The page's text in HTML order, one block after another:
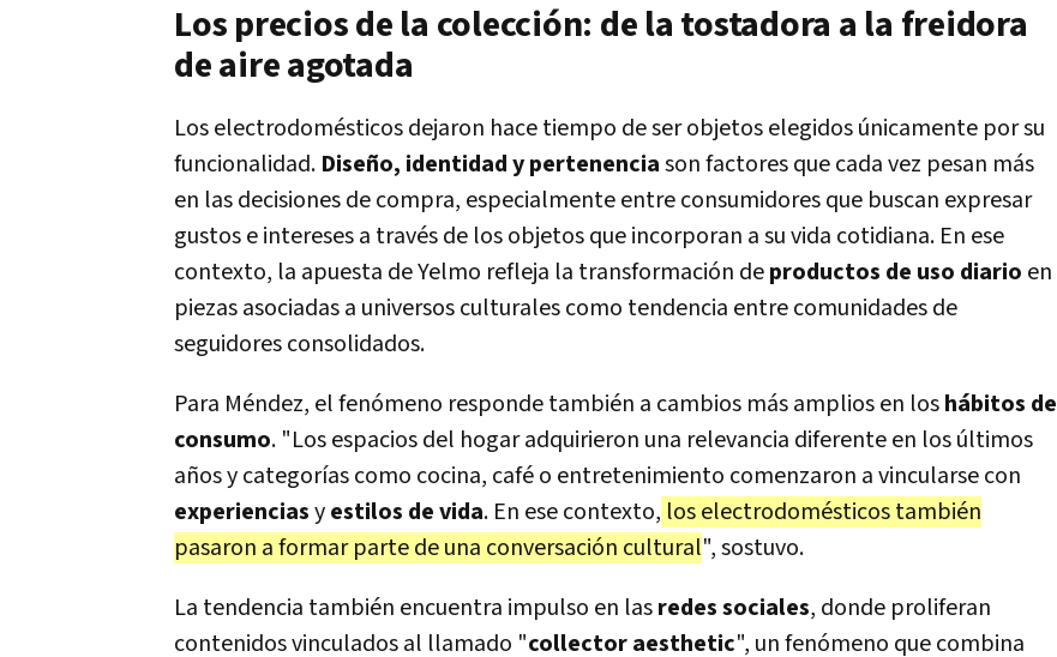
Los precios de la colección: de la tostadora a la freidora
de aire agotada
Los electrodomésticos dejaron hace tiempo de ser objetos elegidos únicamente por su
funcionalidad. Diseño, identidad y pertenenciason factores que cada vez pesan más
en las decisiones de compra, especialmente entre consumidores que buscan expresar
gustos e intereses a través de los objetos que incorporan a su vida cotidiana. En ese
contexto, la apuesta de Yelmo refleja la transformación deproductos de uso diario en
piezas asociadas a universos culturales como tendencia entre comunidades de
seguidores consolidados.
Para Méndez, el fenómeno responde también a cambios más amplios en loshábitos de
consumo. "Los espacios del hogar adquirieron una relevancia diferente en los últimos
años y categorías como cocina, café o entretenimiento comenzaron a vincularse con
experienciasyestilos de vida. En ese contexto, los electrodomésticos también
pasaron a formar parte de una conversación cultural", sostuvo.
La tendencia también encuentra impulso en lasredes sociales, donde proliferan
contenidos vinculados al llamado "collector aesthetic", un fenómeno que combina